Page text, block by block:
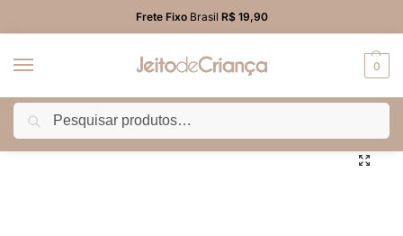
Frete FixoBrasil R$ 19,90
0
Início PROMO / Camiseta /